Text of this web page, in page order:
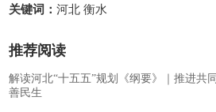
关键词：河北 衡水
推荐阅读
解读河北“十五五”规划《纲要》｜推进共
善民生